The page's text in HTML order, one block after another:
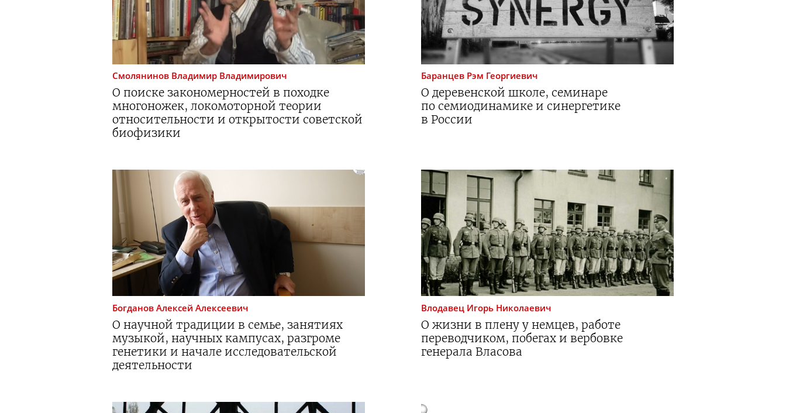
Смолянинов Владимир Владимирович
О поиске закономерностей в походке
многоножек, локомоторной теории
относительности и открытости советской
биофизики
Баранцев Рэм Георгиевич
О деревенской школе, семинаре
по семиодинамике и синергетике
в России
БогдановАлексей Алексеевич
О научной традиции в семье, занятиях
музыкой, научных кампусах, разгроме
генетики и начале исследовательской
деятельности
Влодавец Игорь Николаевич
О жизни в плену у немцев, работе
переводчиком, побегах и вербовке
генерала Власова